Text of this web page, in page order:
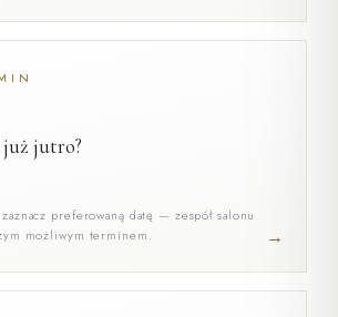
jutro?
preferowaną datę — zespół salonu
możliwym terminem.
→